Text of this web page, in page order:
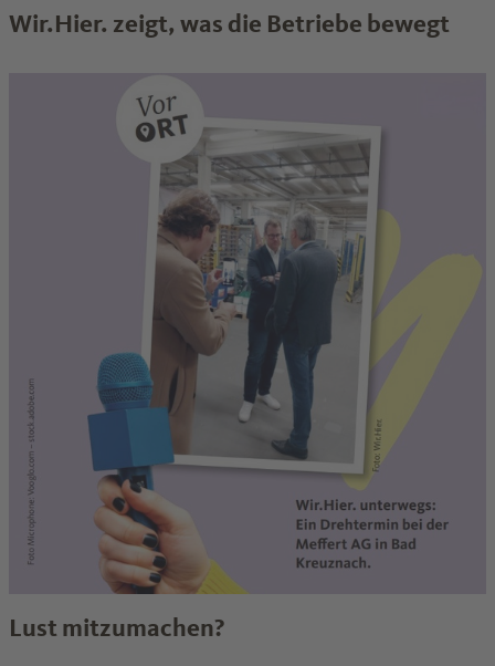
Wir.Hier. zeigt, was die Betriebe bewegt
Lust mitzumachen?